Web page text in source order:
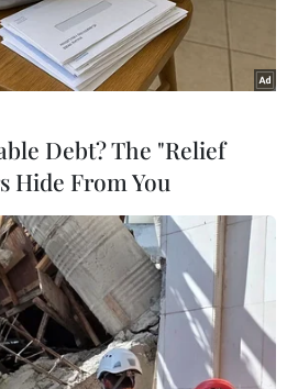
(nguyên Chủ tịch Hội đồng quản trị
Debt? The "Relief
Hide From You